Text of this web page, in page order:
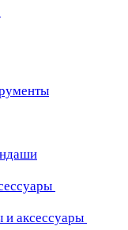
и аксессуары